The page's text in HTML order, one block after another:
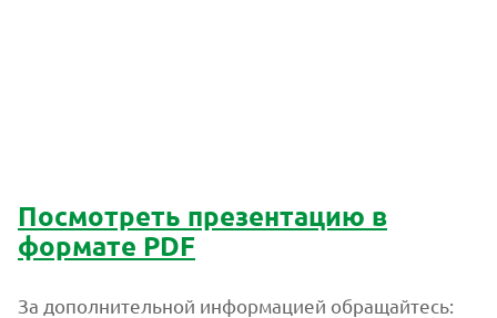
Посмотреть презентацию в
формате PDF
За дополнительной информацией обращайтесь: